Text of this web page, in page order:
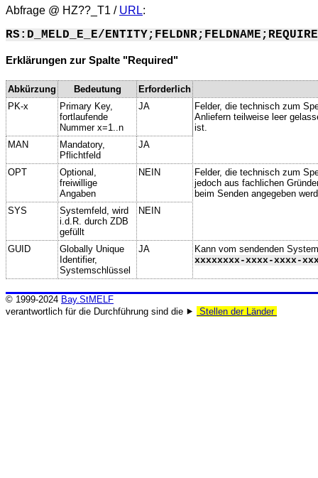
Abfrage @ HZ??_T1 / URL:
RS:D_MELD_E_E/
Erklärungen zur Spalte "Required"
Abkürzung Bedeutung
Erforderlich
PK-x
Primary Key,
fortlaufende
Nummer x=1..n
JA
Felder, die technisch zum
Anliefern teilweise leer
ist.
MAN
Mandatory,
Pflichtfeld
JA
OPT
Optional,
freiwillige
Angaben
NEIN
Felder, die technisch zum
jedoch aus fachlichen
beim Senden angegeben
SYS
Systemfeld, wird
i.d.R. durch ZDB
gefüllt
NEIN
GUID
Globally Unique
Identifier,
Systemschlüssel
JA
Kann vom sendenden
xxxxxxxx-xxxx-xxxx-
© 1999-2024 Bay.StMELF
verantwortlich für die Durchführung sind die ⯈
Stellen der Länder